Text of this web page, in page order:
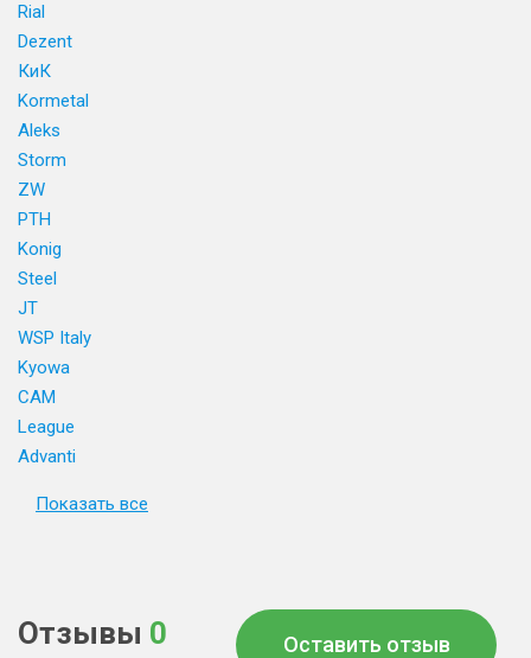
Rial
Dezent
КиК
Kormetal
Aleks
Storm
ZW
PTH
Konig
Steel
JT
WSP Italy
Kyowa
CAM
League
Advanti
Показать все
Отзывы 0 Оставить отзыв